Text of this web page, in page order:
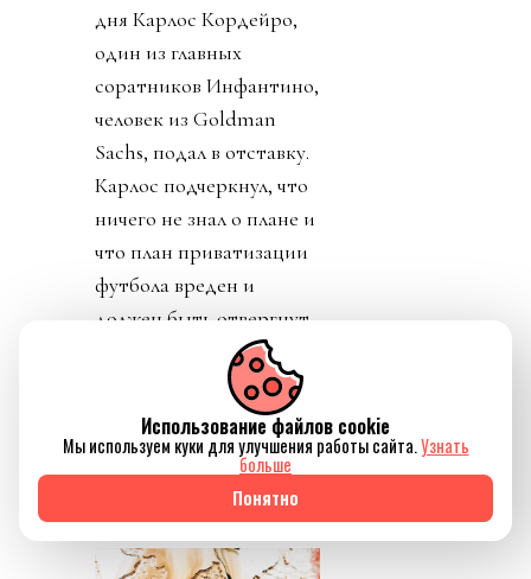
дня Карлос Кордейро,
один из главных
соратников Инфантино,
человек из Goldman
Sachs, подал в отставку.
Карлос подчеркнул, что
ничего не знал о плане и
что план приватизации
футбола вреден и
должен быть отвергнут.
Политики уровня
премьер-министра
Великобритании
заявляют о
Инфантино из ФИФА.
Использование файлов cookie
Мы используем куки для улучшения работы сайта.Узнать
больше
Понятно